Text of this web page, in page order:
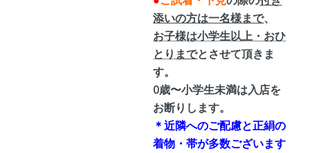
添いの方は一名様まで、
お子様は小学生以上・おひ
とり までとさせて頂きま
す。
0歳〜小学生未満は入店を
お断りします。
＊近隣へのご配慮と正絹の
着物・帯が多数ございます